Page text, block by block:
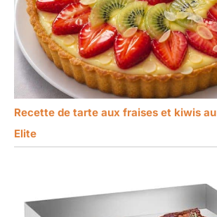
Recette de tarte aux fraises et kiwis
Elite